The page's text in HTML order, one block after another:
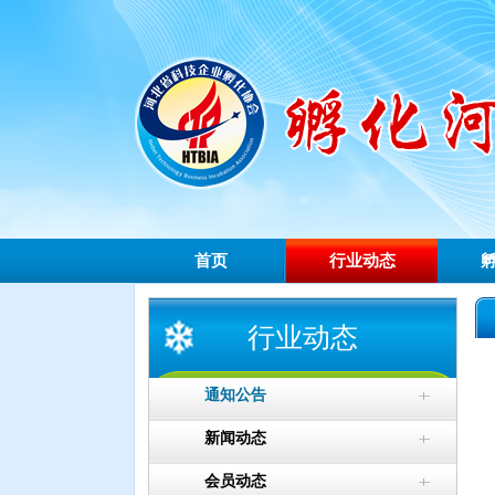
首页 行业动态
行业动态
通知公告
新闻动态
会员动态